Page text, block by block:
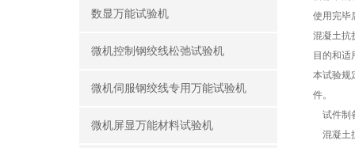
数显万能试验机
微机控制钢绞线松弛试验机
微机伺服钢绞线专用万能试验机
微机屏显万能材料试验机
使用完毕
混凝土抗
目的和适
本试验规
件。
试件制
混凝土